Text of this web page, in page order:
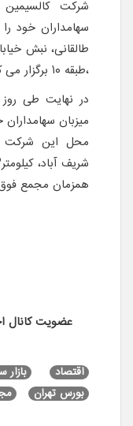
شرکت
سهامداران خود
،طبقه ۱۰ برگزار می کند.
میزبان
محل این شرکت
همزمان مجمع
اقتصاد بازار
بورس تهران